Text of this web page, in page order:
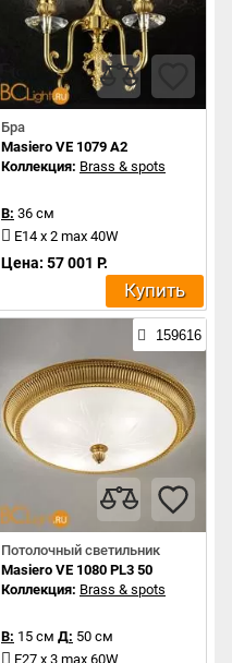
Бра
Masiero VE 1079 A2
Коллекция: Brass & spots
В: 36 см
E14 x 2 max 40W
Цена: 57 001 Р.
Купить
159616
Потолочный светильник
Masiero VE 1080 PL3 50
Коллекция: Brass & spots
В: 15 см Д: 50 см
E27 x 3 max 60W